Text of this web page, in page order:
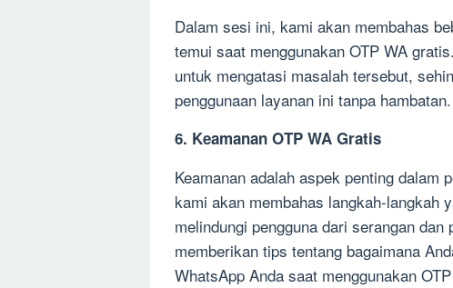
Dalam sesi ini, kami akan membahas
temui saat menggunakan OTP WA
untuk mengatasi masalah tersebut,
penggunaan layanan ini tanpa hambatan.
6. Keamanan OTP WA Gratis
Keamanan adalah aspek penting dalam
kami akan membahas langkah-langkah
melindungi pengguna dari serangan
memberikan tips tentang bagaimana
WhatsApp Anda saat menggunakan